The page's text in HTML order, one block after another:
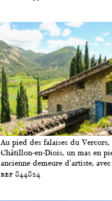
Au pied des falaises du Vercors,
Châtillon-en-Diois, un mas en
ancienne demeure d'artiste,
ref 844824